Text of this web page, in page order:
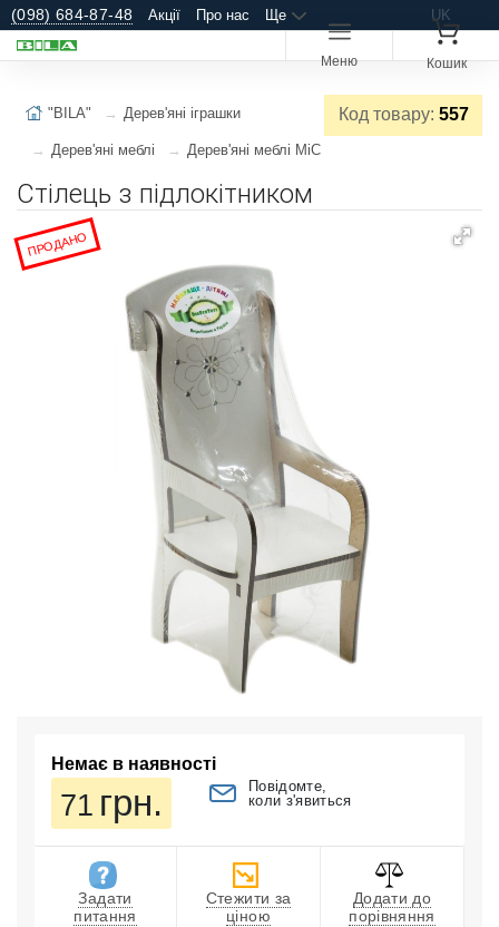
(098) 684-87-48 Акції Про нас Ще UK
Меню Кошик
Код товару: 557
"BILA" Дерев'яні іграшки
Дерев'яні меблі Дерев'яні меблі MiC
Стілець з підлокітником
ПРОДАНО
Немає в наявності
71 грн.
Повідомте,
коли з'явиться
Задати
питання
Стежити за
ціною
Додати до
порівняння